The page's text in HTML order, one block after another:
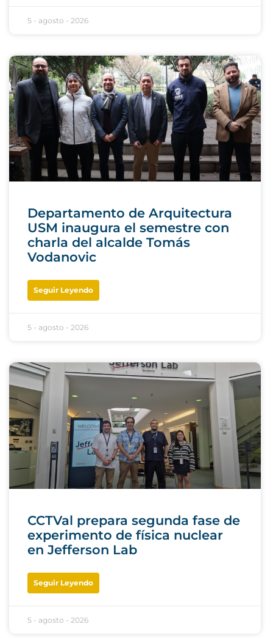
5 - agosto - 2026
Departamento de Arquitectura
USM inaugura el semestre con
charla del alcalde Tomás
Vodanovic
Seguir Leyendo
5 - agosto - 2026
CCTVal prepara segunda fase de
experimento de física nuclear
en Jefferson Lab
Seguir Leyendo
5 - agosto - 2026